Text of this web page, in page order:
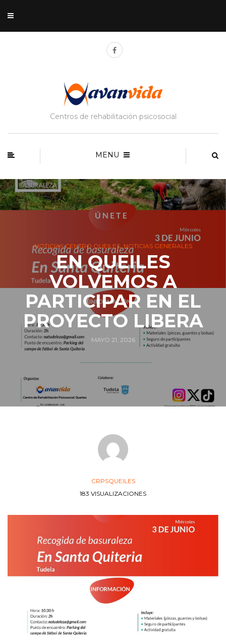
Centros de rehabilitación psicosocial
MENU
NOTICIAS CENTRO QUEILES,NOTICIAS GENERALES
EN QUEILES
VOLVEMOS A
PARTICIPAR EN EL
PROYECTO LIBERA
MAYO 21, 2026
CRPSQUEILES
183 VISUALIZACIONES